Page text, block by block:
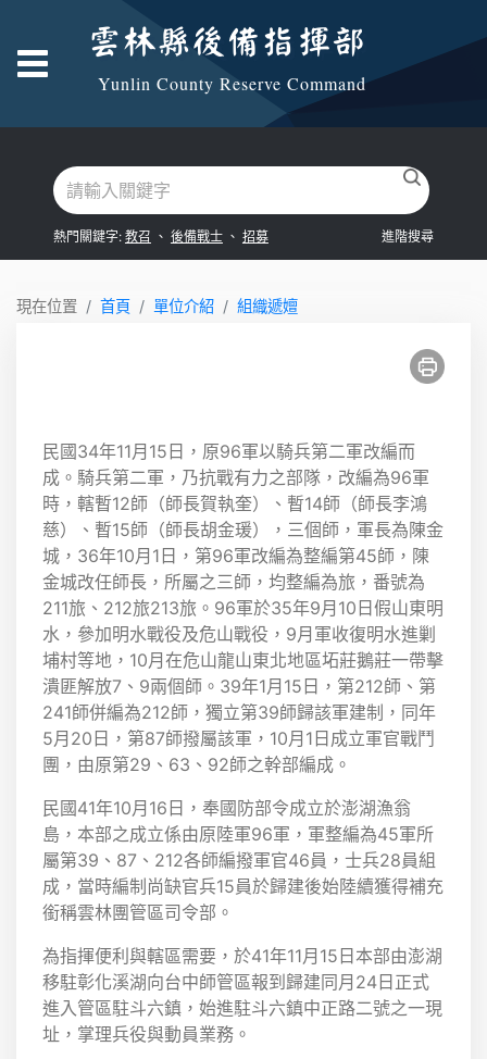
跳到主要內容區塊雲林縣後備指揮部
Yunlin County Reserve Command
熱門關鍵字: 教召 、 後備戰士、 招募 進階搜尋
現在位置 首頁 單位介紹 組織遞嬗
民國34年11月15日，原96軍以騎兵第二軍改編而
成。騎兵第二軍，乃抗戰有力之部隊，改編為96軍
時，轄暫12師（師長賀執奎）、暫14師（師長李鴻
慈）、暫15師（師長胡金瑗），三個師，軍長為陳金
城，36年10月1日，第96軍改編為整編第45師，陳
金城改任師長，所屬之三師，均整編為旅，番號為
211旅、212旅213旅。96軍於35年9月10日假山東明
水，參加明水戰役及危山戰役，9月軍收復明水進剿
埔村等地，10月在危山龍山東北地區坧莊鵝莊一帶擊
潰匪解放7、9兩個師。39年1月15日，第212師、第
241師併編為212師，獨立第39師歸該軍建制，同年
5月20日，第87師撥屬該軍，10月1日成立軍官戰鬥
團，由原第29、63、92師之幹部編成。
民國41年10月16日，奉國防部令成立於澎湖漁翁
島，本部之成立係由原陸軍96軍，軍整編為45軍所
屬第39、87、212各師編撥軍官46員，士兵28員組
成，當時編制尚缺官兵15員於歸建後始陸續獲得補充
銜稱雲林團管區司令部。
為指揮便利與轄區需要，於41年11月15日本部由澎湖
移駐彰化溪湖向台中師管區報到歸建同月24日正式
進入管區駐斗六鎮，始進駐斗六鎮中正路二號之一現
址，掌理兵役與動員業務。